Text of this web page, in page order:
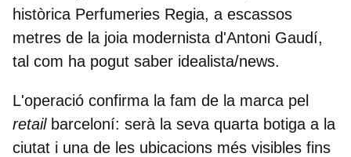
històrica Perfumeries Regia, a escassos
metres de la joia modernista d'Antoni Gaudí,
tal com ha pogut saber idealista/news.
L'operació confirma la fam de la marca pel
retail barceloní: serà la seva quarta botiga a la
ciutat i una de les ubicacions més visibles fins